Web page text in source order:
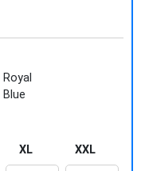
Royal
Blue
XL XXL